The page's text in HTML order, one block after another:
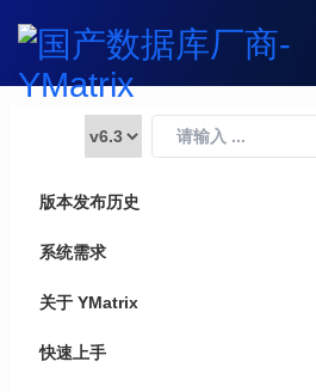
版本发布历史
系统需求
关于 YMatrix
快速上手